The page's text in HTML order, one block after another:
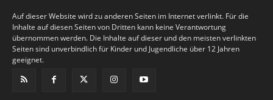
Auf dieser Website wird zu anderen Seiten im Internet verlinkt. Für die
Inhalte auf diesen Seiten von Dritten kann keine Verantwortung
übernommen werden. Die Inhalte auf dieser und den meisten verlinkten
Seiten sind unverbindlich für Kinder und Jugendliche über 12 Jahren
geeignet.